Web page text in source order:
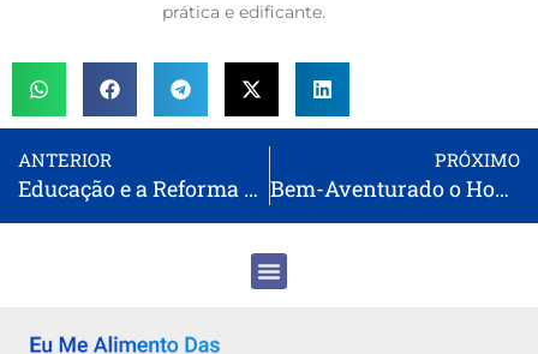
prática e edificante.
ANTERIOR
Educação e a Reforma Protestante
PRÓXIMO
Bem-Aventurado o Homem que Anda com Deus – Salmo 1 – Sermão Expositivo